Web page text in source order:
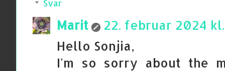
Svar
Marit
22. februar 2024 kl.
Hello Sonjia,
I'm so sorry about the